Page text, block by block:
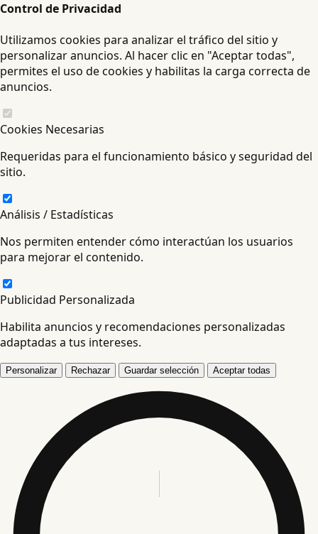
Control de Privacidad
Utilizamos cookies para analizar el tráfico del sitio y
personalizar anuncios. Al hacer clic en "Aceptar todas",
permites el uso de cookies y habilitas la carga correcta de
anuncios.
Cookies Necesarias
Requeridas para el funcionamiento básico y seguridad del
sitio.
Análisis / Estadísticas
Nos permiten entender cómo interactúan los usuarios
para mejorar el contenido.
Publicidad Personalizada
Habilita anuncios y recomendaciones personalizadas
adaptadas a tus intereses.
Personalizar Rechazar Guardar selección Aceptar todas